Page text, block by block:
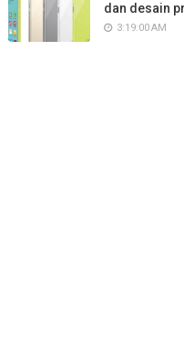
dan desain
3:19:00 AM